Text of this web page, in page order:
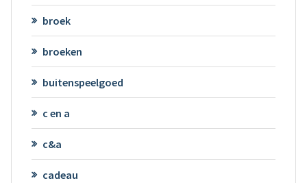
broek
broeken
buitenspeelgoed
c en a
c&a
cadeau